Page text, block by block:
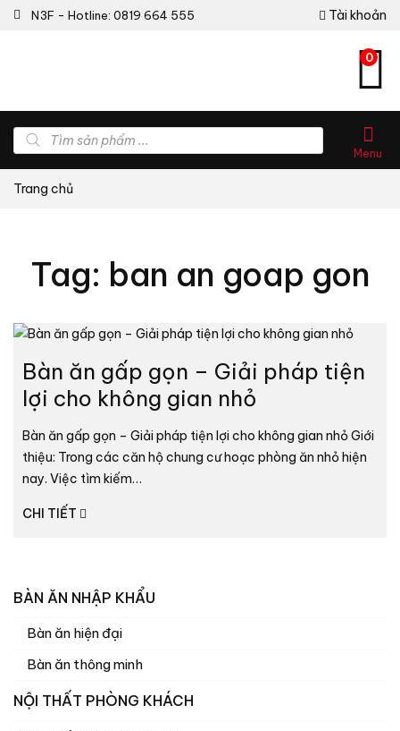
N3F - Hotline: 0819 664 555 Tài khoản
0
Tìm
kiếm
sản
phẩm
Menu
Trang chủ
Tag: ban an goap gon
Bàn ăn gấp gọn – Giải pháp tiện
lợi cho không gian nhỏ
Bàn ăn gấp gọn – Giải pháp tiện lợi cho không gian nhỏ Giới
thiệu: Trong các căn hộ chung cư hoạc phòng ăn nhỏ hiện
nay. Việc tìm kiếm…
CHI TIẾT
BÀN ĂN NHẬP KHẨU
Bàn ăn hiện đại
Bàn ăn thông minh
NỘI THẤT PHÒNG KHÁCH